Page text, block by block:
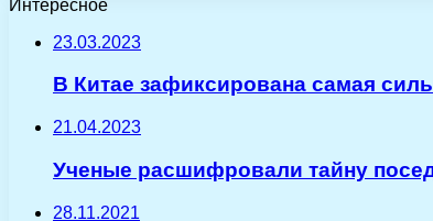
Интересное
23.03.2023
В Китае зафиксирована самая
21.04.2023
Ученые расшифровали тайну
28.11.2021